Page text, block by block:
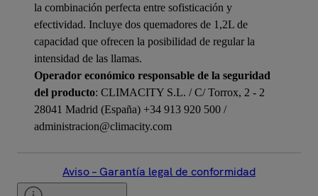
la combinación perfecta entre sofisticación y
efectividad. Incluye dos quemadores de 1,2L de
capacidad que ofrecen la posibilidad de regular la
intensidad de las llamas.
Operador económico responsable de la seguridad
del producto: CLIMACITY S.L. / C/ Torrox, 2 - 2
28041 Madrid (España) +34 913 920 500 /
administracion@climacity.com
Aviso – Garantía legal de conformidad